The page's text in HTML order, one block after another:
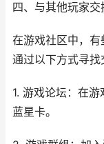
四、与其他玩家交
在游戏社区中，
通过以下方式寻找
1. 游戏论坛：在
蓝星卡。